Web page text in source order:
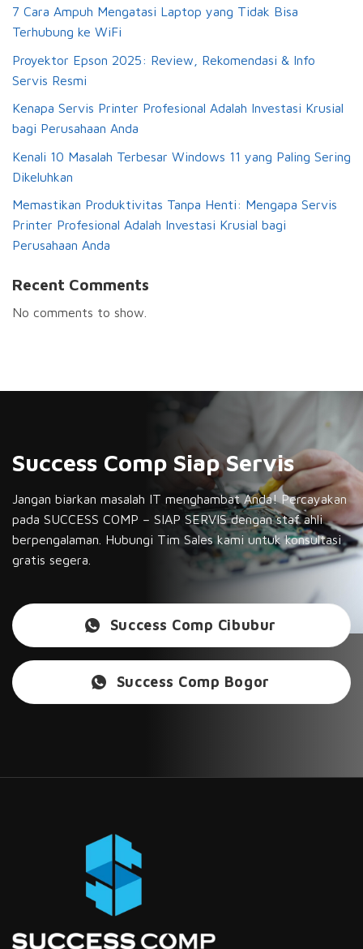
7 Cara Ampuh Mengatasi Laptop yang Tidak Bisa
Terhubung ke WiFi
Proyektor Epson 2025: Review, Rekomendasi & Info
Servis Resmi
Kenapa Servis Printer Profesional Adalah Investasi Krusial
bagi Perusahaan Anda
Kenali 10 Masalah Terbesar Windows 11 yang Paling Sering
Dikeluhkan
Memastikan Produktivitas Tanpa Henti: Mengapa Servis
Printer Profesional Adalah Investasi Krusial bagi
Perusahaan Anda
Recent Comments
No comments to show.
Success Comp Siap Servis
Jangan biarkan masalah IT menghambat Anda! Percayakan
pada SUCCESS COMP – SIAP SERVIS dengan staf ahli
berpengalaman. Hubungi Tim Sales kami untuk konsultasi
gratis segera.
Success Comp Cibubur
Success Comp Bogor